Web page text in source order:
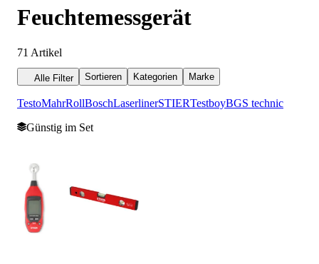
Feuchtemessgerät
71 Artikel
Alle Filter Sortieren Kategorien Marke
TestoMahrRollBoschLaserlinerSTIERTestboyBGS technic
Günstig im Set